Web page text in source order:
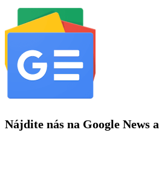
Nájdite nás na Google News a